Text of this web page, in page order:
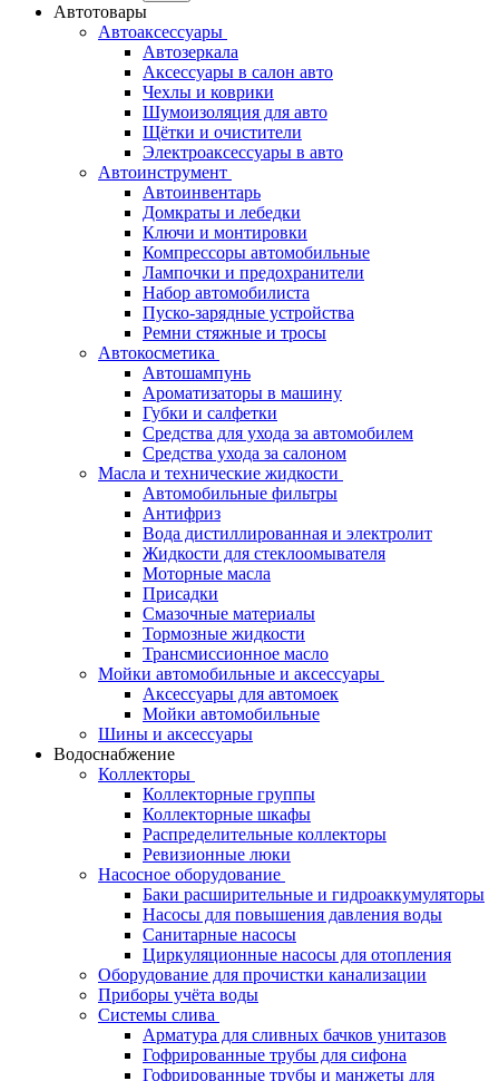
Автотовары
Автоаксессуары
Автозеркала
Аксессуары в салон авто
Чехлы и коврики
Шумоизоляция для авто
Щётки и очистители
Электроаксессуары в авто
Автоинструмент
Автоинвентарь
Домкраты и лебедки
Ключи и монтировки
Компрессоры автомобильные
Лампочки и предохранители
Набор автомобилиста
Пуско-зарядные устройства
Ремни стяжные и тросы
Автокосметика
Автошампунь
Ароматизаторы в машину
Губки и салфетки
Средства для ухода за автомобилем
Средства ухода за салоном
Масла и технические жидкости
Автомобильные фильтры
Антифриз
Вода дистиллированная и электролит
Жидкости для стеклоомывателя
Моторные масла
Присадки
Смазочные материалы
Тормозные жидкости
Трансмиссионное масло
Мойки автомобильные и аксессуары
Аксессуары для автомоек
Мойки автомобильные
Шины и аксессуары
Водоснабжение
Коллекторы
Коллекторные группы
Коллекторные шкафы
Распределительные коллекторы
Ревизионные люки
Насосное оборудование
Баки расширительные и гидроаккумуляторы
Насосы для повышения давления воды
Санитарные насосы
Циркуляционные насосы для отопления
Оборудование для прочистки канализации
Приборы учёта воды
Системы слива
Арматура для сливных бачков унитазов
Гофрированные трубы для сифона
Гофрированные трубы и манжеты для